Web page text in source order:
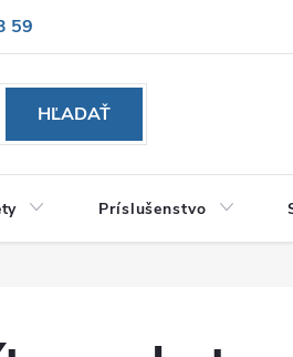
59
HĽADAŤ
Príslušenstvo